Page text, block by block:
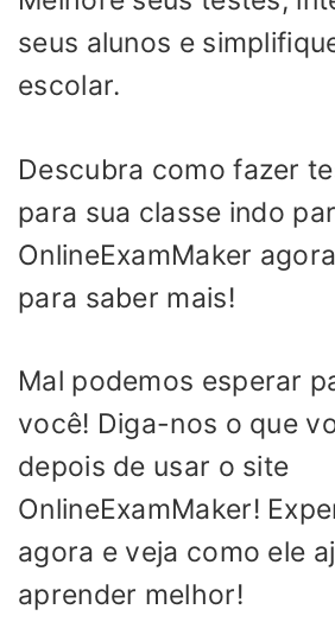
seus alunos e
escolar.
Descubra como fazer
para sua classe indo
OnlineExamMaker
para saber mais!
Mal podemos esperar
você! Diga-nos o que
depois de usar o site
OnlineExamMaker!
agora e veja como ele
aprender melhor!